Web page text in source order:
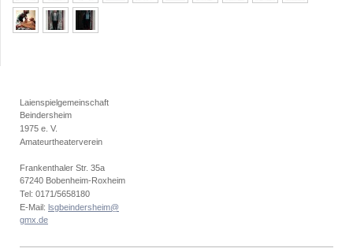
Laienspielgemeinschaft
Beindersheim
1975 e. V.
Amateurtheaterverein
Frankenthaler Str. 35a
67240 Bobenheim-Roxheim
Tel: 0171/5658180
E-Mail: lsgbeindersheim@
gmx.de